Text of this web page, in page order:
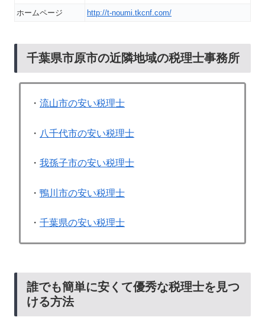
ホームページ
http://t-noumi.tkcnf.com/
千葉県市原市の近隣地域の税理士事務所
・ 流山市の安い税理士
・ 八千代市の安い税理士
・ 我孫子市の安い税理士
・ 鴨川市の安い税理士
・ 千葉県の安い税理士
誰でも簡単に安くて優秀な税理士を見つ
ける方法